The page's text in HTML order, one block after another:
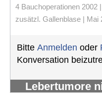
4 Bauchoperationen 2002
zusätzl. Gallenblase | Mai
Bitte Anmelden oder
Konversation
Lebertumore